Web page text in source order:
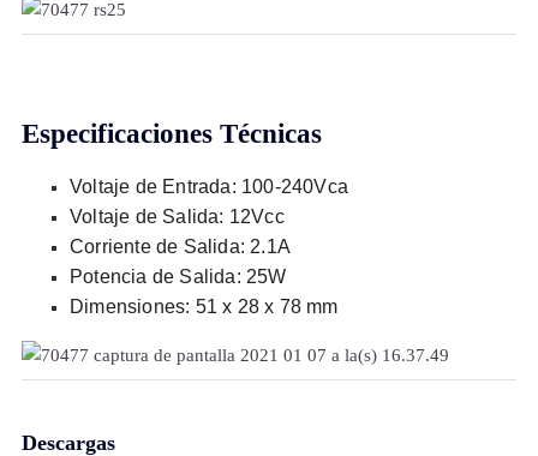
Especificaciones Técnicas
Voltaje de Entrada: 100-240Vca
Voltaje de Salida: 12Vcc
Corriente de Salida: 2.1A
Potencia de Salida: 25W
Dimensiones: 51 x 28 x 78 mm
Descargas